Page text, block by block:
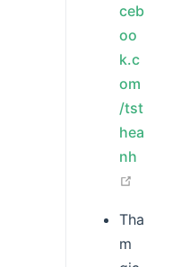
ceb
oo
k.c
om
/tst
hea
nh
Tha
m